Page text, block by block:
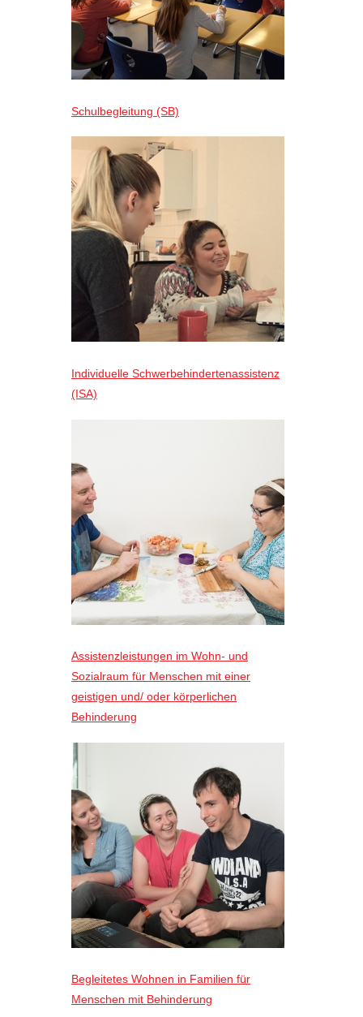
Schulbegleitung (SB)
Individuelle Schwerbehindertenassistenz
(ISA)
Assistenzleistungen im Wohn- und
Sozialraum für Menschen mit einer
geistigen und/ oder körperlichen
Behinderung
Begleitetes Wohnen in Familien für
Menschen mit Behinderung